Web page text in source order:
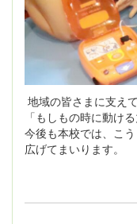
地域の皆さまに支え
「もしもの時に動け
今後も本校では、こ
広げてまいります。